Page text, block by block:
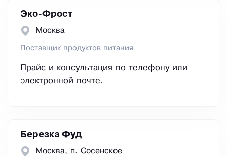
Эко-Фрост
Москва
Поставщик продуктов питания
Прайс и консультация по телефону или
электронной почте.
Березка Фуд
Москва, п. Сосенское